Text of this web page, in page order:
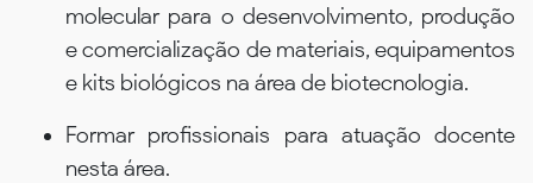
molecular para o desenvolvimento, produção
e comercialização de materiais, equipamentos
e kits biológicos na área de biotecnologia.
Formar profissionais para atuação docente
nesta área.